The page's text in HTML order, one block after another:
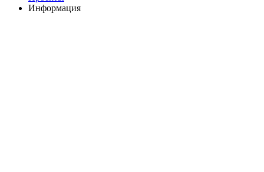
Информация